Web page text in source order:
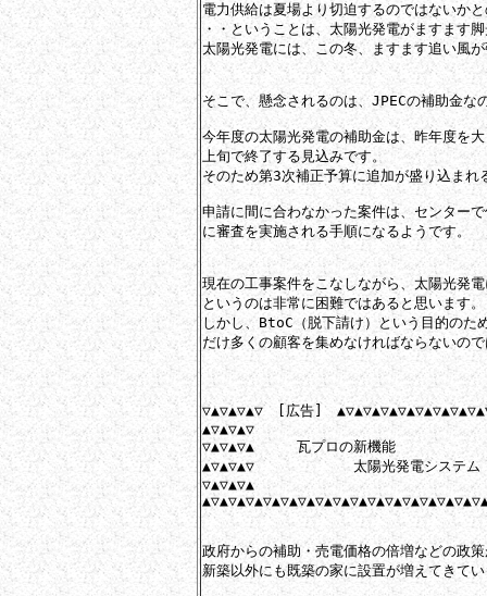
電力供給は夏場より切迫するのではないか
・・ということは、太陽光発電がますます
太陽光発電には、この冬、ますます追い風
そこで、懸念されるのは、JPECの補助金な
今年度の太陽光発電の補助金は、昨年度を
上旬で終了する見込みです。
そのため第3次補正予算に追加が盛り込まれ
申請に間に合わなかった案件は、センター
に審査を実施される手順になるようです。
現在の工事案件をこなしながら、太陽光発
というのは非常に困難ではあると思います。
しかし、BtoC（脱下請け）という目的のた
だけ多くの顧客を集めなければならないの
▽▲▽▲▽▲▽　[広告]　
▲▽▲▽▲▽
▽▲▽▲▽▲　　　瓦プロの新機能
▲▽▲▽▲▽　　　　　　　太陽光発電システム
▽▲▽▲▽▲
政府からの補助・売電価格の倍増などの政
新築以外にも既築の家に設置が増えてきて